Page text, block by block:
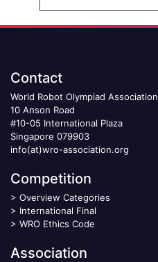
Contact
World Robot Olympiad Association
10 Anson Road
#10-05 International Plaza
Singapore 079903
info(at)wro-association.org
Competition
> Overview Categories
> International Final
> WRO Ethics Code
Association